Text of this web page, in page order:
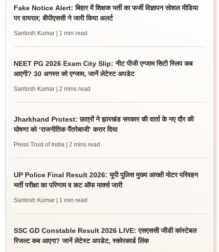
Fake Notice Alert: बिहार में शिक्षक भर्ती का फर्जी विज्ञापन सोशल मीडिया
पर वायरल; बीपीएससी ने जारी किया अलर्ट
Santosh Kumar | 1 min read
NEET PG 2026 Exam City Slip: नीट पीजी एग्जाम सिटी स्लिप कब
आएगी? 30 अगस्त को एग्जाम, जानें लेटेस्ट अपडेट
Santosh Kumar | 2 mins read
Jharkhand Protest: छात्रों ने झारखंड सरकार की वार्ता के नए दौर की
घोषणा को ‘राजनीतिक पैंतरेबाजी’ करार दिया
Press Trust of India | 2 mins read
UP Police Final Result 2026: यूपी पुलिस मुख्य आरक्षी मोटर परिवहन
भर्ती परीक्षा का परिणाम व कट ऑफ मार्क्स जारी
Santosh Kumar | 1 min read
SSC GD Constable Result 2026 LIVE: एसएससी जीडी कांस्टेबल
रिजल्ट कब आएगा? जानें लेटेस्ट अपडेट, स्कोरकार्ड लिंक